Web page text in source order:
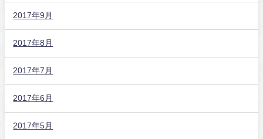
2017年9月
2017年8月
2017年7月
2017年6月
2017年5月